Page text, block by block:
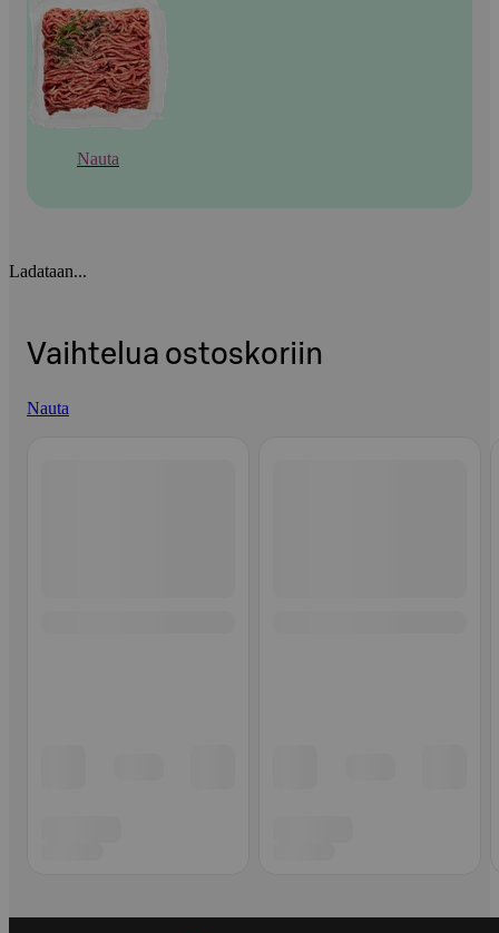
Nauta
Ladataan...
Vaihtelua ostoskoriin
Nauta